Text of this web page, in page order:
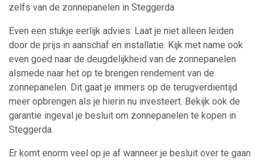
zelfs van de zonnepanelen in Steggerda
Even een stukje eerlijk advies: Laat je niet alleen leiden
door de prijs in aanschaf en installatie. Kijk met name ook
even goed naar de deugdelijkheid van de zonnepanelen
alsmede naar het op te brengen rendement van de
zonnepanelen. Dit gaat je immers op de terugverdientijd
meer opbrengen als je hierin nu investeert. Bekijk ook de
garantie ingeval je besluit om zonnepanelen te kopen in
Steggerda.
Er komt enorm veel op je af wanneer je besluit over te gaan